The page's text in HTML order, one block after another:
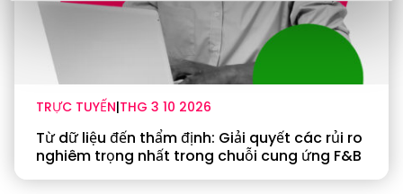
TRỰC TUYẾN|THG 3 10 2026
Từ dữ liệu đến thẩm định: Giải quyết các rủi ro
nghiêm trọng nhất trong chuỗi cung ứng F&B